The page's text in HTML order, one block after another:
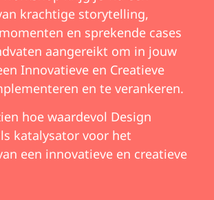
krachtige storytelling,
en sprekende cases
aangereikt om in jouw
Innovatieve en Creatieve
en te verankeren.
hoe waardevol Design
katalysator voor het
een innovatieve en creatieve